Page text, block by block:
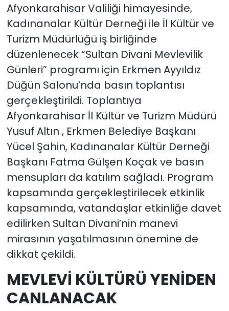
Afyonkarahisar Valiliği himayesinde,
Kadınanalar Kültür Derneği ile İl Kültür ve
Turizm Müdürlüğü iş birliğinde
düzenlenecek “Sultan Divani Mevlevilik
Günleri” programı için Erkmen Ayyıldız
Düğün Salonu’nda basın toplantısı
gerçekleştirildi. Toplantıya
Afyonkarahisar İl Kültür ve Turizm Müdürü
Yusuf Altın , Erkmen Belediye Başkanı
Yücel Şahin, Kadınanalar Kültür Derneği
Başkanı Fatma Gülşen Koçak ve basın
mensupları da katılım sağladı. Program
kapsamında gerçekleştirilecek etkinlik
kapsamında, vatandaşlar etkinliğe davet
edilirken Sultan Divani’nin manevi
mirasının yaşatılmasının önemine de
dikkat çekildi.
MEVLEVİ KÜLTÜRÜ YENİDEN
CANLANACAK